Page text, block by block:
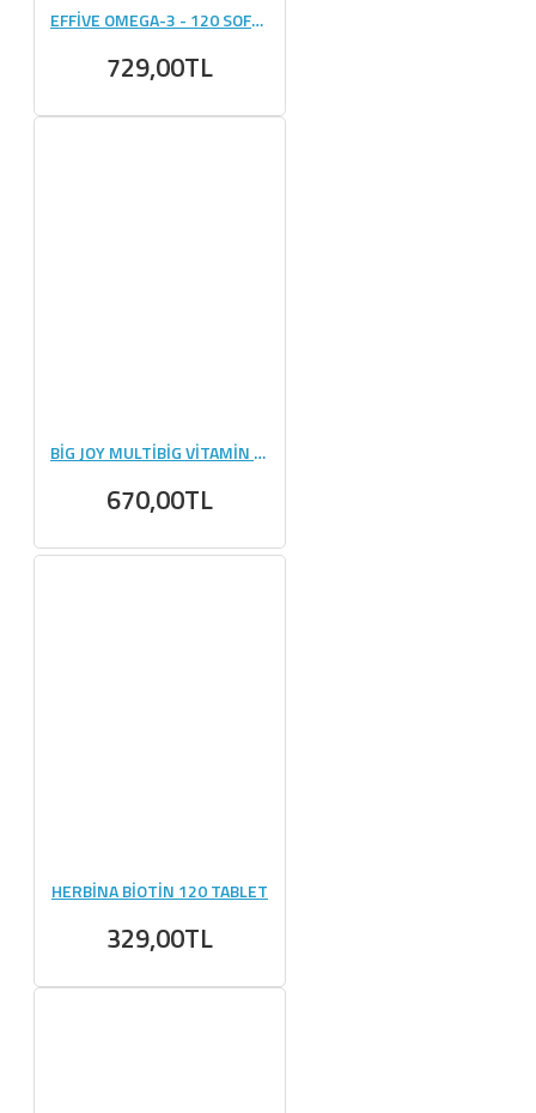
EFFİVE OMEGA-3 - 120 SOFTJEL
729,00TL
BİG JOY MULTİBİG VİTAMİN MİNERAL 90 KAPSÜL
670,00TL
HERBİNA BİOTİN 120 TABLET
329,00TL